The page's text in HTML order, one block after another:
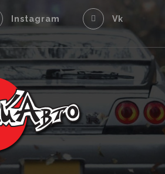
Instagram Vk